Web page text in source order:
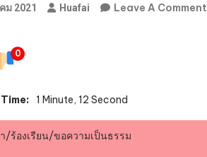
ม 2021 Huafai Leave A Comment
0
1 Minute, 12 Second
า/ร้องเรียน/ขอความเป็นธรรม